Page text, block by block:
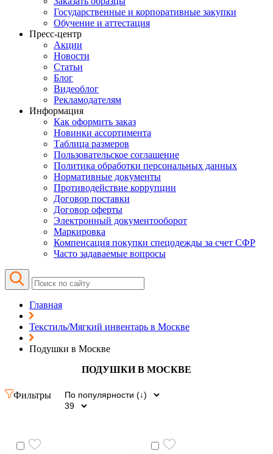
Государственные и корпоративные закупки
Обучение и аттестация
Пресс-центр
Акции
Новости
Статьи
Блог
Видеоблог
Рекламодателям
Информация
Как оформить заказ
Новинки ассортимента
Таблица размеров
Пользовательское соглашение
Политика обработки персональных данных
Нормативные документы
Противодействие коррупции
Договор поставки
Договор оферты
Электронный документооборот
Маркировка
Компенсация покупки спецодежды за счет СФР
Часто задаваемые вопросы
Главная
Текстиль/Мягкий инвентарь в Москве
Подушки в Москве
ПОДУШКИ В МОСКВЕ
Фильтры